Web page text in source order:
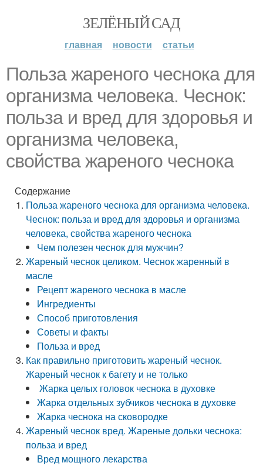
ЗЕЛЁНЫЙ САД
главная новости статьи
Польза жареного чеснока для
организма человека. Чеснок:
польза и вред для здоровья и
организма человека,
свойства жареного чеснока
Содержание
Польза жареного чеснока для организма человека.
Чеснок: польза и вред для здоровья и организма
человека, свойства жареного чеснока
Чем полезен чеснок для мужчин?
Жареный чеснок целиком. Чеснок жаренный в
масле
Рецепт жареного чеснока в масле
Ингредиенты
Способ приготовления
Советы и факты
Польза и вред
Как правильно приготовить жареный чеснок.
Жареный чеснок к багету и не только
Жарка целых головок чеснока в духовке
Жарка отдельных зубчиков чеснока в духовке
Жарка чеснока на сковородке
Жареный чеснок вред. Жареные дольки чеснока:
польза и вред
Вред мощного лекарства